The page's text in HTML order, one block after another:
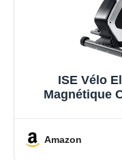
ISE Vélo
Magnétique
Amazon